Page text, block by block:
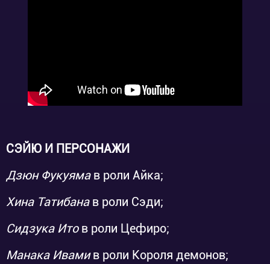
СЭЙЮ И ПЕРСОНАЖИ
Дзюн Фукуямав роли Айка;
Хина Татибанав роли Сэди;
Сидзука Итов роли Цефиро;
Манака Ивамив роли Короля демонов;